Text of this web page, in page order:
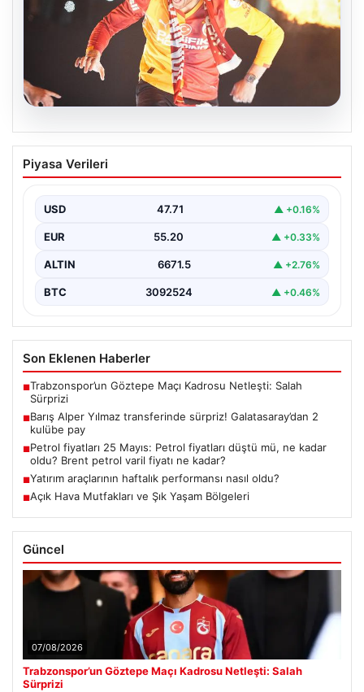
06.08.2026
Barış Alper Yılmaz transferinde sürpriz!
Galatasaray’dan 2 kulübe pay
Piyasa Verileri
USD 47.71 ▲ +0.16%
EUR 55.20 ▲ +0.33%
ALTIN 6671.5 ▲ +2.76%
BTC 3092524 ▲ +0.46%
Son Eklenen Haberler
■Trabzonspor’un Göztepe Maçı Kadrosu Netleşti: Salah
Sürprizi
■Barış Alper Yılmaz transferinde sürpriz! Galatasaray’dan 2
kulübe pay
■Petrol fiyatları 25 Mayıs: Petrol fiyatları düştü mü, ne kadar
oldu? Brent petrol varil fiyatı ne kadar?
■Yatırım araçlarının haftalık performansı nasıl oldu?
■Açık Hava Mutfakları ve Şık Yaşam Bölgeleri
Güncel
07/08/2026
Trabzonspor’un Göztepe Maçı Kadrosu Netleşti: Salah
Sürprizi